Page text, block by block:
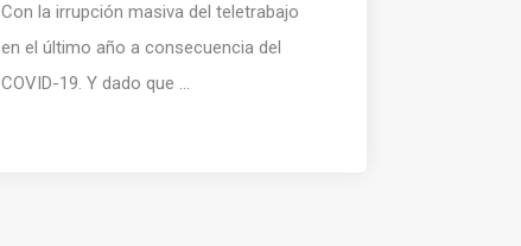
Con la irrupción masiva del teletrabajo
en el último año a consecuencia del
COVID-19. Y dado que ...